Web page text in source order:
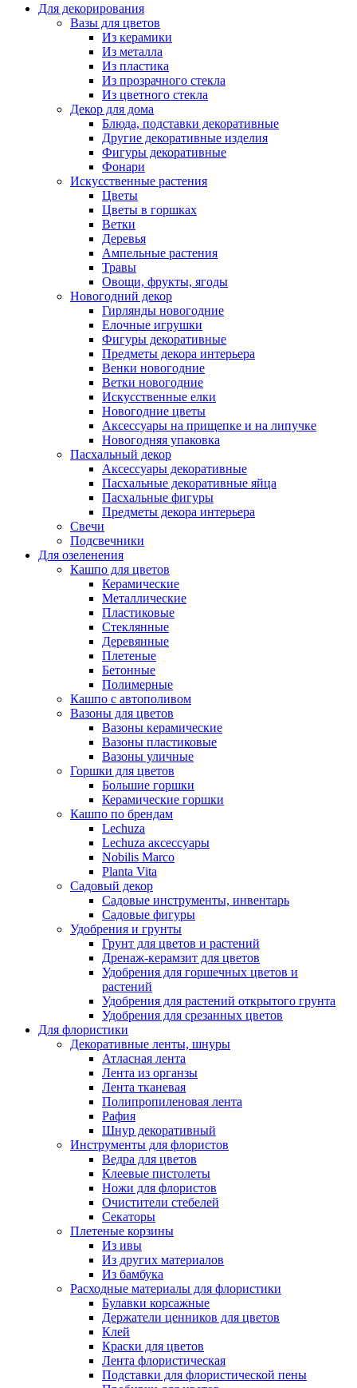
Для декорирования
Вазы для цветов
Из керамики
Из металла
Из пластика
Из прозрачного стекла
Из цветного стекла
Декор для дома
Блюда, подставки декоративные
Другие декоративные изделия
Фигуры декоративные
Фонари
Искусственные растения
Цветы
Цветы в горшках
Ветки
Деревья
Ампельные растения
Травы
Овощи, фрукты, ягоды
Новогодний декор
Гирлянды новогодние
Елочные игрушки
Фигуры декоративные
Предметы декора интерьера
Венки новогодние
Ветки новогодние
Искусственные елки
Новогодние цветы
Аксессуары на прищепке и на липучке
Новогодняя упаковка
Пасхальный декор
Аксессуары декоративные
Пасхальные декоративные яйца
Пасхальные фигуры
Предметы декора интерьера
Свечи
Подсвечники
Для озеленения
Кашпо для цветов
Керамические
Металлические
Пластиковые
Стеклянные
Деревянные
Плетеные
Бетонные
Полимерные
Кашпо с автополивом
Вазоны для цветов
Вазоны керамические
Вазоны пластиковые
Вазоны уличные
Горшки для цветов
Большие горшки
Керамические горшки
Кашпо по брендам
Lechuza
Lechuza аксессуары
Nobilis Marco
Planta Vita
Садовый декор
Садовые инструменты, инвентарь
Садовые фигуры
Удобрения и грунты
Грунт для цветов и растений
Дренаж-керамзит для цветов
Удобрения для горшечных цветов и
растений
Удобрения для растений открытого грунта
Удобрения для срезанных цветов
Для флористики
Декоративные ленты, шнуры
Атласная лента
Лента из органзы
Лента тканевая
Полипропиленовая лента
Рафия
Шнур декоративный
Инструменты для флористов
Ведра для цветов
Клеевые пистолеты
Ножи для флористов
Очистители стебелей
Секаторы
Плетеные корзины
Из ивы
Из других материалов
Из бамбука
Расходные материалы для флористики
Булавки корсажные
Держатели ценников для цветов
Клей
Краски для цветов
Лента флористическая
Подставки для флористической пены